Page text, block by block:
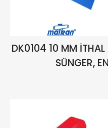
DK0104 10 MM
SÜNGER,
₺3.926,36